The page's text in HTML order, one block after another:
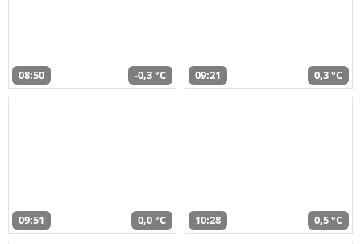
08:50 -0,3 °C 09:21 0,3 °C
09:51 0,0 °C 10:28 0,5 °C